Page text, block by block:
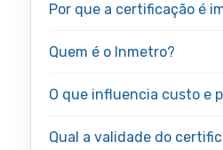
Por que a certificação é
Quem é o Inmetro?
O que influencia custo e
Qual a validade do